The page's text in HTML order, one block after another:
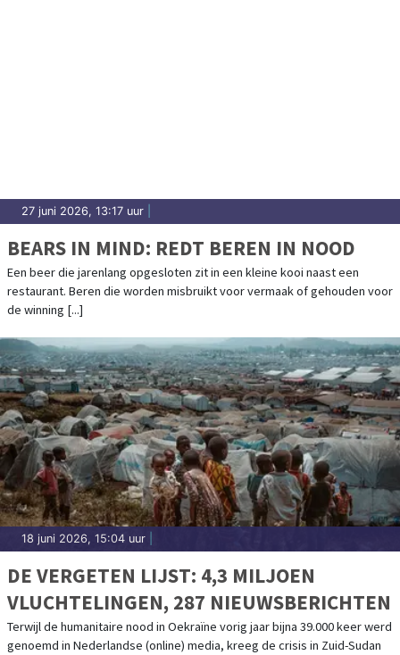
27 juni 2026, 13:17 uur
BEARS IN MIND: REDT BEREN IN NOOD
Een beer die jarenlang opgesloten zit in een kleine kooi naast een
restaurant. Beren die worden misbruikt voor vermaak of gehouden voor
de winning [...]
18 juni 2026, 15:04 uur
DE VERGETEN LIJST: 4,3 MILJOEN
VLUCHTELINGEN, 287 NIEUWSBERICHTEN
Terwijl de humanitaire nood in Oekraïne vorig jaar bijna 39.000 keer werd
genoemd in Nederlandse (online) media, kreeg de crisis in Zuid-Sudan